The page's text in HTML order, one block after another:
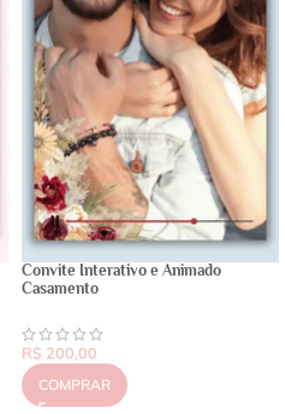
Convite Interativo e Animado
Casamento
R$ 200,00
COMPRAR